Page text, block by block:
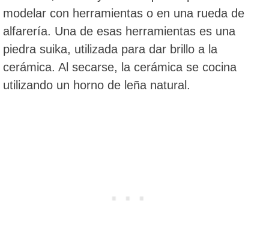
modelar con herramientas o en una rueda de
alfarería. Una de esas herramientas es una
piedra suika, utilizada para dar brillo a la
cerámica. Al secarse, la cerámica se cocina
utilizando un horno de leña natural.